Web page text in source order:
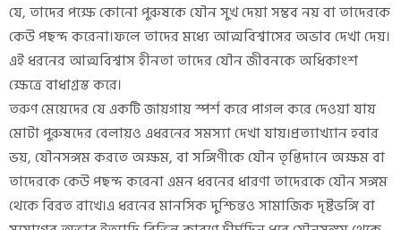
যে, তাদের পক্ষে কোনো পুরুষকে যৌন সুখ দেয়া সম্ভব নয় বা তাদেরকে
কেউ পছন্দ করেনা।ফলে তাদের মধ্যে আত্মবিশ্বাসের অভাব দেখা দেয়।
এই ধরনের আত্মবিশ্বাস হীনতা তাদের যৌন জীবনকে অধিকাংশ
ক্ষেত্রে বাধাগ্রস্ত করে।
তরুণ মেয়েদের যে একটি জায়গায় স্পর্শ করে পাগল করে দেওয়া যায়
মোটা পুরুষদের বেলায়ও এধরনের সমস্যা দেখা যায়।প্রত্যাখ্যান হবার
ভয়, যৌনসঙ্গম করতে অক্ষম, বা সঙ্গিণীকে যৌন তৃপ্তিদানে অক্ষম বা
তাদেরকে কেউ পছন্দ করেনা এমন ধরনের ধারণা তাদেরকে যৌন সঙ্গম
থেকে বিরত রাখে।এ ধরনের মানসিক দুশ্চিন্তও সামাজিক দৃষ্টভঙ্গি বা